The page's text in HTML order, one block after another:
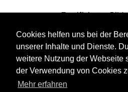
Cookies helfen uns bei der
unserer Inhalte und Dienste.
weitere Nutzung der Webseite
der Verwendung von Cookies
Mehr erfahren
Zertifizierter
Profitieren sie jetzt von
Praxiserfahrung und unserem